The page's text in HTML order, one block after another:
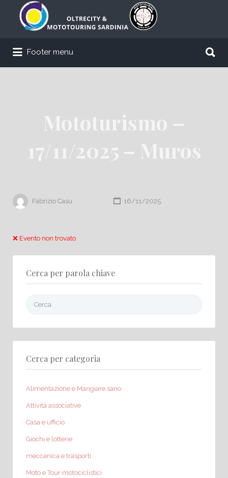
Cerca:
Footer menu
Mototurismo –
17/11/2025 – Muros
Fabrizio Casu 16/11/2025
❌ Evento non trovato.
Cerca per parola chiave
Cerca per categoria
Alimentazione e Mangiare sano
Attività associative
Casa e ufficio
Giochi e lotterie
meccanica e trasporti
Moto e Tour motociclistici